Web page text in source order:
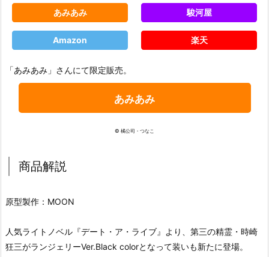
あみあみ 駿河屋
Amazon 楽天
「あみあみ」さんにて限定販売。
あみあみ
© 橘公司・つなこ
商品解説
原型製作：MOON
人気ライトノベル『デート・ア・ライブ』より、第三の精霊・時崎
狂三がランジェリーVer.Black colorとなって装いも新たに登場。